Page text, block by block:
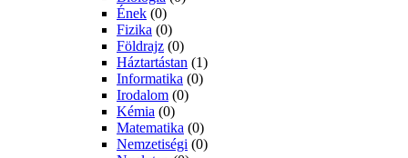
Ének (0)
Fizika (0)
Földrajz (0)
Háztartástan (1)
Informatika (0)
Irodalom (0)
Kémia (0)
Matematika (0)
Nemzetiségi (0)